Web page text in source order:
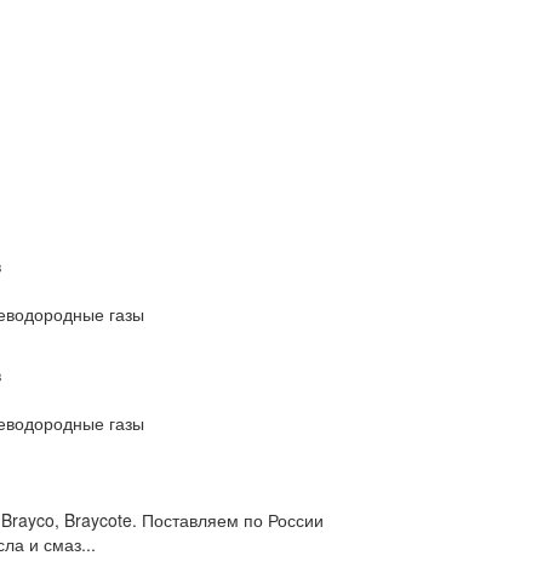
газы
газы
Braycote. Поставляем по России
и смаз...